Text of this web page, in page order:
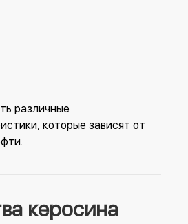
различные
которые зависят от
керосина